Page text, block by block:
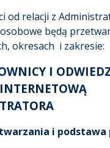
od relacji z
będą
okresach i zakresie:
I
i podstawa